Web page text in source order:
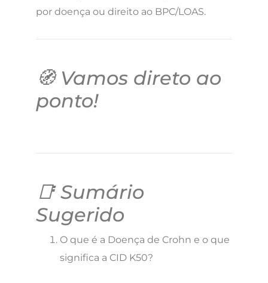
por doença ou direito ao BPC/LOAS.
🧭 Vamos direto ao
ponto!
📑 Sumário
Sugerido
O que é a Doença de Crohn e o que
significa a CID K50?